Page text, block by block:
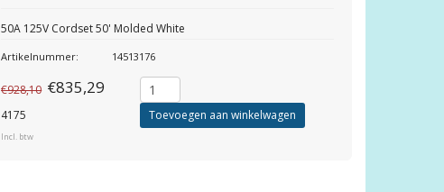
50A 125V Cordset 50' Molded White
Artikelnummer: 14513176
€928,10 €835,29
4175
Incl. btw
Toevoegen aan winkelwagen